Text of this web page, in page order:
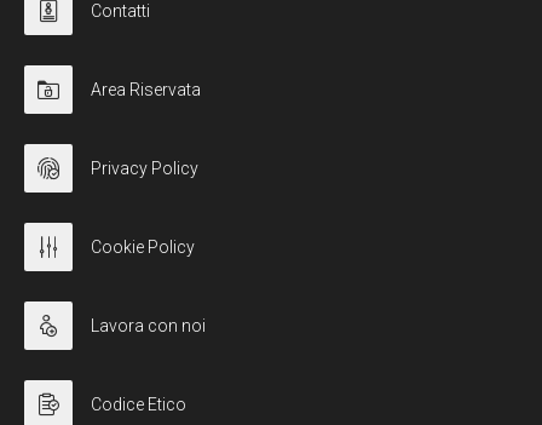
Contatti
Area Riservata
Privacy Policy
Cookie Policy
Lavora con noi
Codice Etico